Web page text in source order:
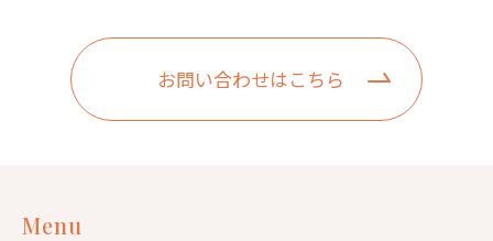
お問い合わせはこちら
Menu